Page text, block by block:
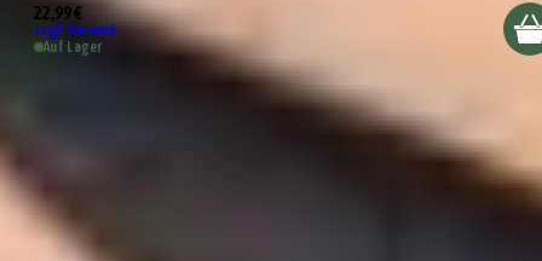
22,99 €
zzgl. Versand
Auf Lager